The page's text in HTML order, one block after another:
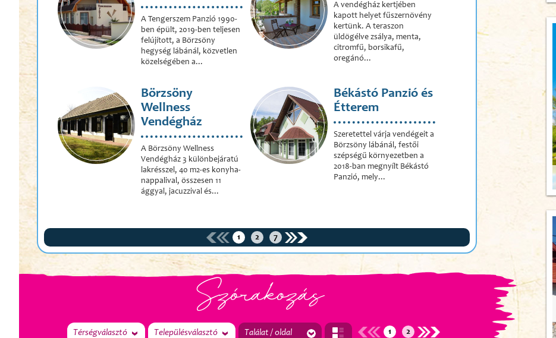
A Tengerszem Panzió 1990-
ben épült, 2019-ben teljesen
felújított, a Börzsöny
hegység lábánál, közvetlen
közelségében a...
A vendégház kertjében
kapott helyet fűszernövény
kertünk. A teraszon
üldögélve zsálya, menta,
citromfű, borsikafű,
oregánó...
Börzsöny
Wellness
Vendégház
A Börzsöny Wellness
Vendégház 3 különbejáratú
lakrésszel, 40 m2-es konyha-
nappalival, összesen 11
ággyal, jacuzzival és...
Békástó Panzió és
Étterem
Szeretettel várja vendégeit a
Börzsöny lábánál, festői
szépségű környezetben a
2018-ban megnyílt Békástó
Panzió, mely...
1 2 7
Szórakozás
Térségválasztó Településválasztó Találat / oldal 1 2